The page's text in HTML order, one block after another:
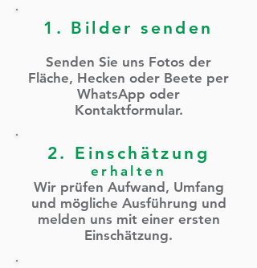
1. Bilder senden
Senden Sie uns Fotos der
Fläche, Hecken oder Beete per
WhatsApp oder
Kontaktformular.
2. Einschätzung
erhalten
Wir prüfen Aufwand, Umfang
und mögliche Ausführung und
melden uns mit einer ersten
Einschätzung.